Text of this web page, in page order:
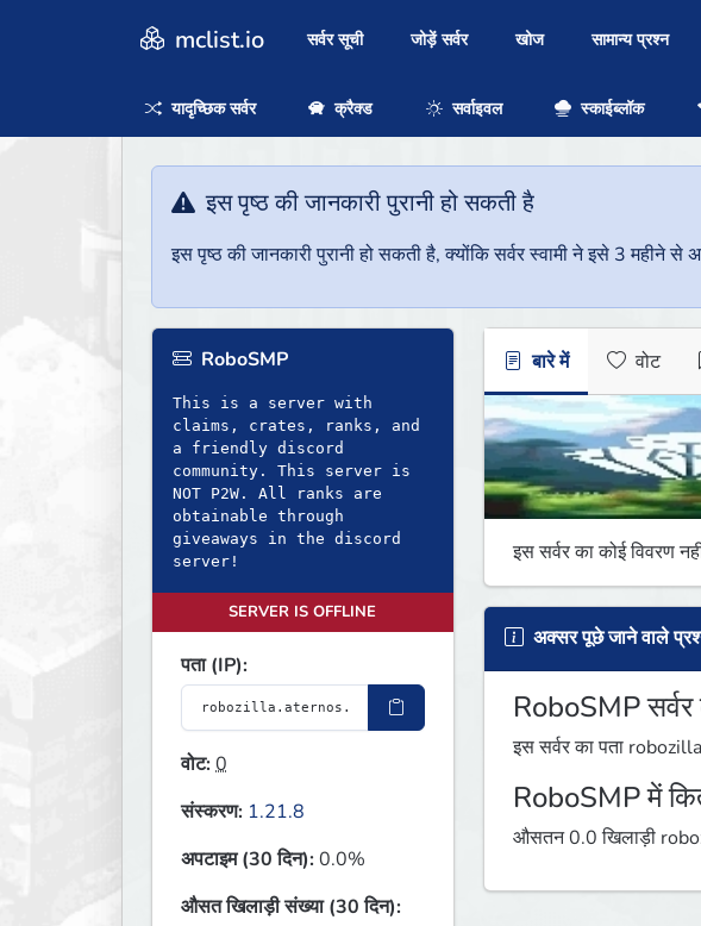
mclist.io सर्वर सूची जोड़ें सर्वर खोज सामान्य प्रश्न
यादृच्छिक सर्वर क्रैक्ड सर्वाइवल स्काईब्लॉक
इस पृष्ठ की जानकारी पुरानी हो सकती है
इस पृष्ठ की जानकारी पुरानी हो सकती है, क्योंकि सर्वर स्वामी ने इसे 3 महीने
RoboSMP
This is a server with
claims, crates, ranks, and
a friendly discord
community. This server is
NOT P2W. All ranks are
obtainable through
giveaways in the discord
server!
SERVER IS OFFLINE
पता (IP):
वोट:0
संस्करण: 1.21.8
अपटाइम (30 दिन):0.0%
औसत खिलाड़ी संख्या (30 दिन):
बारे में वोट
इस सर्वर का कोई विवरण
अक्सर पूछे जाने वाले
RoboSMP सर्वर
इस सर्वर का पता
RoboSMP में
औसतन 0.0 खिलाड़ी